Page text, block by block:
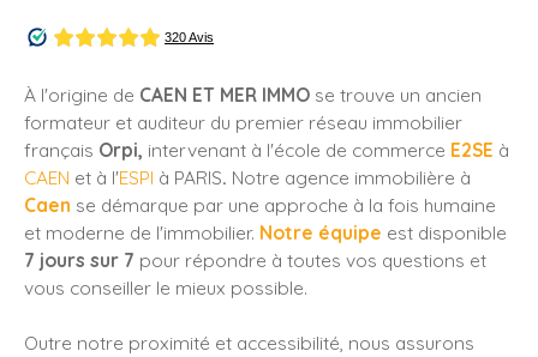
À l'origine de CAEN ET MER IMMO se trouve un ancien
formateur et auditeur du premier réseau immobilier
français Orpi, intervenant à l'école de commerce E2SE à
CAEN et à l'ESPI à PARIS. Notre agence immobilière à
Caen se démarque par une approche à la fois humaine
et moderne de l'immobilier. Notre équipe est disponible
7 jours sur 7 pour répondre à toutes vos questions et
vous conseiller le mieux possible.
Outre notre proximité et accessibilité, nous assurons